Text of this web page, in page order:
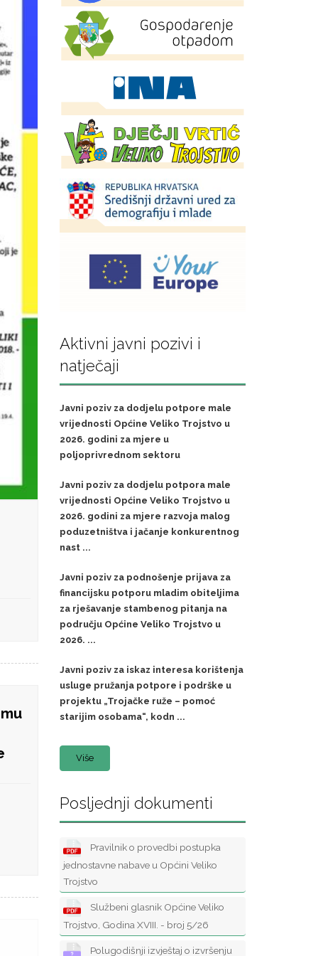
Aktivni javni pozivi i
natječaji
Javni poziv za dodjelu potpore male
vrijednosti Općine Veliko Trojstvo u
2026. godini za mjere u
poljoprivrednom sektoru
Javni poziv za dodjelu potpora male
vrijednosti Općine Veliko Trojstvo u
2026. godini za mjere razvoja malog
poduzetništva i jačanje konkurentnog
nast ...
Javni poziv za podnošenje prijava za
financijsku potporu mladim obiteljima
za rješavanje stambenog pitanja na
području Općine Veliko Trojstvo u
2026. ...
Javni poziv za iskaz interesa korištenja
usluge pružanja potpore i podrške u
projektu „Trojačke ruže – pomoć
starijim osobama“, kodn ...
Više
Posljednji dokumenti
Pravilnik o provedbi postupka
jednostavne nabave u Općini Veliko
Trojstvo
Službeni glasnik Općine Veliko
Trojstvo, Godina XVIII. - broj 5/26
Polugodišnji izvještaj o izvršenju